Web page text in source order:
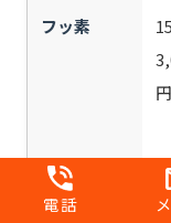
フッ素
電話